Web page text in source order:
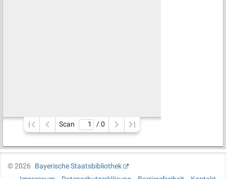
Scan / 0
©2026
Bayerische Staatsbibliothek